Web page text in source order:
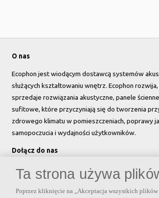
O nas
Ecophon jest wiodącym dostawcą systemów
służących kształtowaniu wnętrz. Ecophon
sprzedaje rozwiązania akustyczne, panele
sufitowe, które przyczyniają się do tworzenia
zdrowego klimatu w pomieszczeniach, poprawy
samopoczucia i wydajności użytkowników.
Dołącz do nas
Ta strona używa
Poprzez kliknięcie na „Akceptacja wszystkich